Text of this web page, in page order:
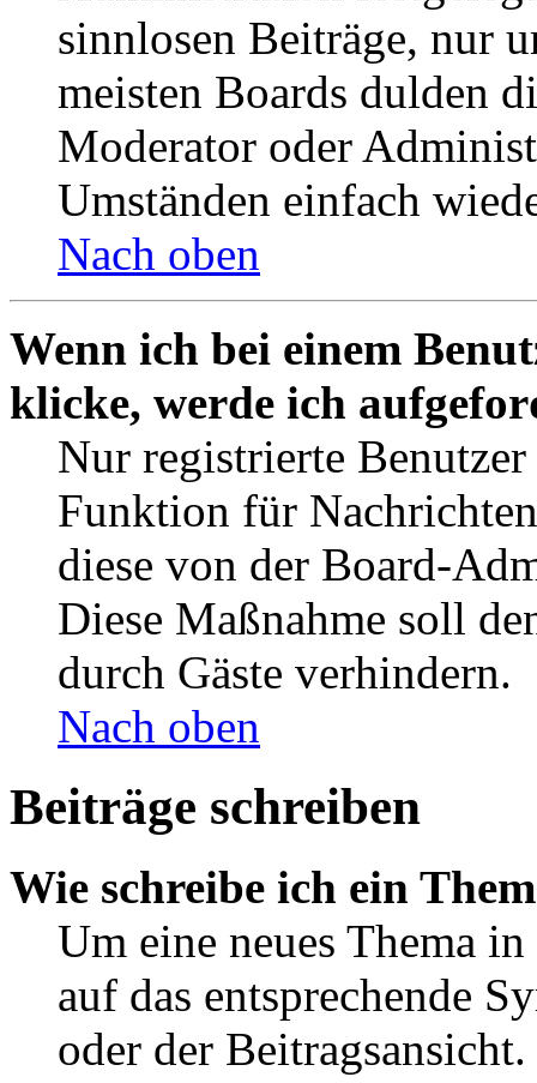
sinnlosen Beiträge, nur
meisten Boards dulden
Moderator oder
Umständen einfach
Nach oben
Wenn ich bei einem
klicke, werde ich
Nur registrierte
Funktion für
diese von der Board-
Diese Maßnahme soll
durch Gäste verhindern.
Nach oben
Beiträge schreiben
Wie schreibe ich ein
Um eine neues Thema
auf das entsprechende
oder der